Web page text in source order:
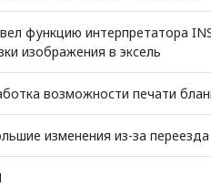
функцию интерпретатора
изображения в эксель
возможности печати
изменения из-за